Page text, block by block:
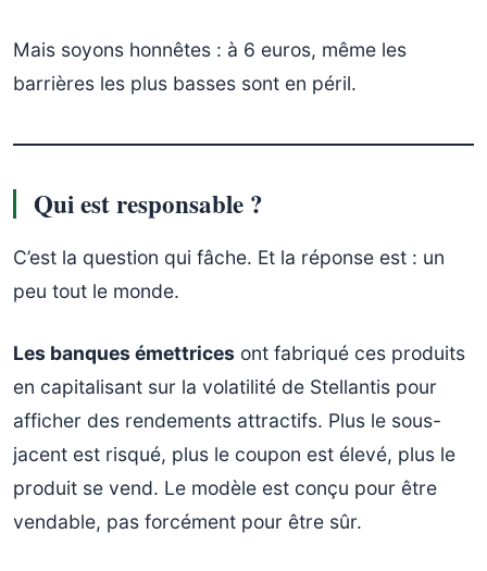
Mais soyons honnêtes : à 6 euros, même les
barrières les plus basses sont en péril.
Qui est responsable ?
C’est la question qui fâche. Et la réponse est : un
peu tout le monde.
Les banques émettrices ont fabriqué ces produits
en capitalisant sur la volatilité de Stellantis pour
afficher des rendements attractifs. Plus le sous-
jacent est risqué, plus le coupon est élevé, plus le
produit se vend. Le modèle est conçu pour être
vendable, pas forcément pour être sûr.